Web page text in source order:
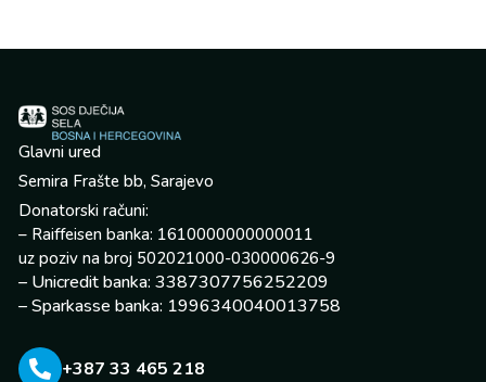
Glavni ured
Semira Frašte bb, Sarajevo
Donatorski računi:
– Raiffeisen banka: 1610000000000011
uz poziv na broj 502021000-030000626-9
– Unicredit banka: 3387307756252209
– Sparkasse banka: 1996340040013758
+387 33 465 218